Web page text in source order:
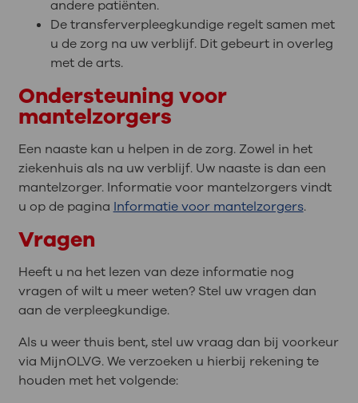
andere patiënten.
De transferverpleegkundige regelt samen met
u de zorg na uw verblijf. Dit gebeurt in overleg
met de arts.
Ondersteuning voor
mantelzorgers
Een naaste kan u helpen in de zorg. Zowel in het
ziekenhuis als na uw verblijf. Uw naaste is dan een
mantelzorger. Informatie voor mantelzorgers vindt
u op de pagina Informatie voor mantelzorgers.
Vragen
Heeft u na het lezen van deze informatie nog
vragen of wilt u meer weten? Stel uw vragen dan
aan de verpleegkundige.
Als u weer thuis bent, stel uw vraag dan bij voorkeur
via MijnOLVG. We verzoeken u hierbij rekening te
houden met het volgende: